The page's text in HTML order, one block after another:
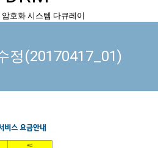
호화 시스템 다큐레이
정(20170417_01)